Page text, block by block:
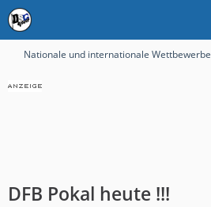
Nationale und internationale Wettbewerbe
DFB Pokal heute !!!